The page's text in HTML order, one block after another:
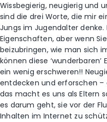
Wissbegierig, neugierig und
sind die drei Worte, die mir
Jungs im Jugendalter denke.
Eigenschaften, aber wenn
beizubringen, wie man sich
können diese
ein wenig erschweren!!
entdecken und erforschen –
das macht es uns als Eltern
es darum geht, sie vor der
Inhalten im Internet zu